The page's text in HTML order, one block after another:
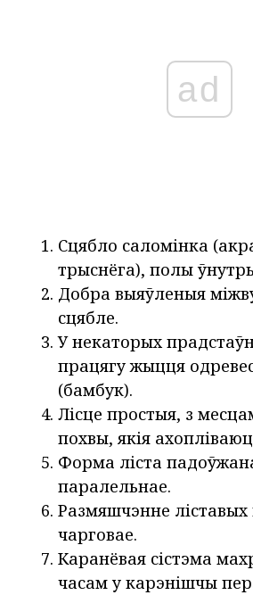
ad
Сцябло саломінка
трыснёга), полы
Добра выяўленыя
сцябле.
У некаторых
працягу жыцця
(бамбук).
Лісце простыя, з
похвы, якія
Форма ліста
паралельнае.
Размяшчэнне ліставых
чарговае.
Каранёвая сістэма
часам у карэнішчы